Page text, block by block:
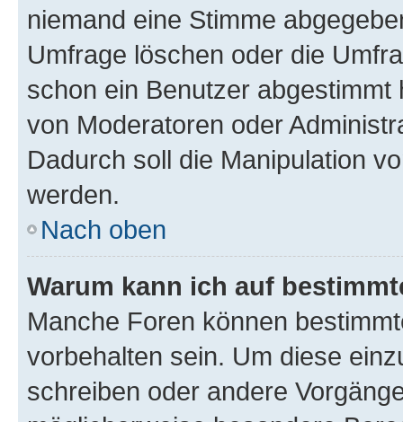
niemand eine Stimme
Umfrage löschen oder die
schon ein Benutzer
von Moderatoren oder
Dadurch soll die Manipulation
werden.
Nach oben
Warum kann ich auf
Manche Foren können
vorbehalten sein. Um diese
schreiben oder andere